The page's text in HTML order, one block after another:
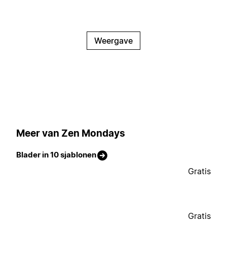
Weergave
Meer van Zen Mondays
Blader in 10 sjablonen
Gratis
Gratis